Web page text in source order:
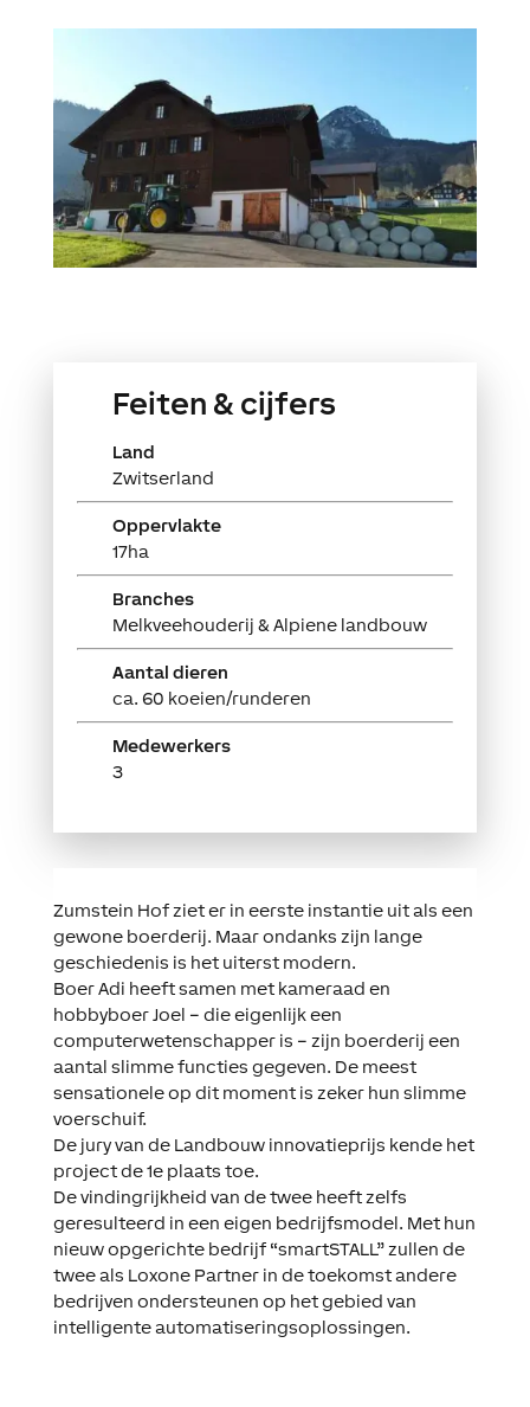
Feiten & cijfers
Land
Zwitserland
Oppervlakte
17ha
Branches
Melkveehouderij & Alpiene landbouw
Aantal dieren
ca. 60 koeien/runderen
Medewerkers
3
Zumstein Hof ziet er in eerste instantie uit als een
gewone boerderij. Maar ondanks zijn lange
geschiedenis is het uiterst modern.
Boer Adi heeft samen met kameraad en
hobbyboer Joel – die eigenlijk een
computerwetenschapper is – zijn boerderij een
aantal slimme functies gegeven. De meest
sensationele op dit moment is zeker hun slimme
voerschuif.
De jury van de Landbouw innovatieprijs kende het
project de 1e plaats toe.
De vindingrijkheid van de twee heeft zelfs
geresulteerd in een eigen bedrijfsmodel. Met hun
nieuw opgerichte bedrijf “smartSTALL” zullen de
twee als Loxone Partner in de toekomst andere
bedrijven ondersteunen op het gebied van
intelligente automatiseringsoplossingen.